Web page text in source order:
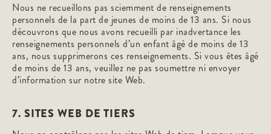
Nous ne recueillons pas sciemment de renseignements
personnels de la part de jeunes de moins de 13 ans. Si nous
découvrons que nous avons recueilli par inadvertance les
renseignements personnels d’un enfant âgé de moins de 13
ans, nous supprimerons ces renseignements. Si vous êtes âgé
de moins de 13 ans, veuillez ne pas soumettre ni envoyer
d’information sur notre site Web.
7. SITES WEB DE TIERS